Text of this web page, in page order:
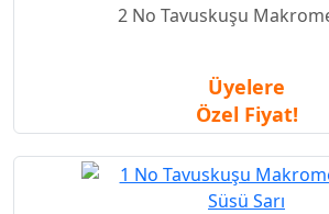
2 No Tavuskuşu
Üyelere
Özel Fiyat!